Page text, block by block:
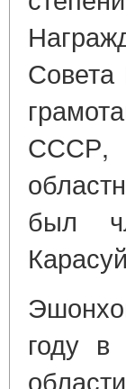
СССР,
был
году в